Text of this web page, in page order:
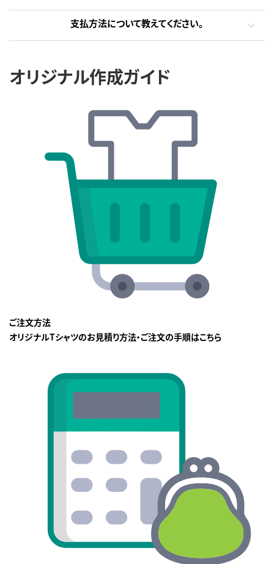
支払方法について教えてください。
オリジナル作成ガイド
ご注文方法
オリジナルTシャツのお見積り方法・ご注文の手順はこちら